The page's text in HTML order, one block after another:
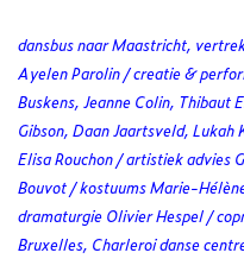
dansbus naar Maastricht,
Ayelen Parolin / creatie &
Buskens, Jeanne Colin, Thibaut
Gibson, Daan Jaartsveld,
Elisa Rouchon / artistiek advies
Bouvot / kostuums Marie-
dramaturgie Olivier Hespel /
Bruxelles, Charleroi danse